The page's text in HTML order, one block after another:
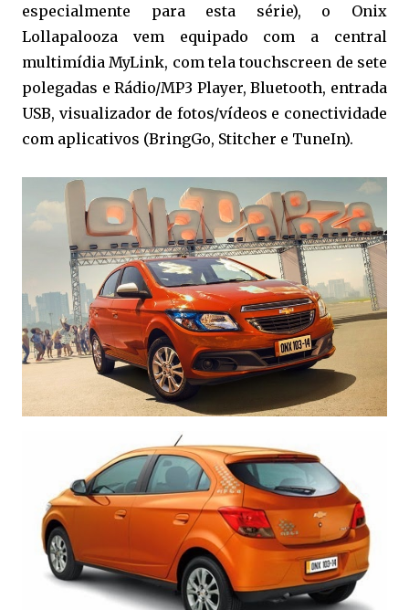
especialmente para esta série), o Onix
Lollapalooza vem equipado com a central
multimídia MyLink, com tela touchscreen de sete
polegadas e Rádio/MP3 Player, Bluetooth, entrada
USB, visualizador de fotos/vídeos e conectividade
com aplicativos (BringGo, Stitcher e TuneIn).